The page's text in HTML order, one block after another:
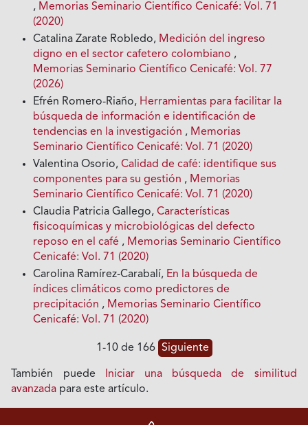
, Memorias Seminario Científico Cenicafé: Vol. 71
(2020)
Catalina Zarate Robledo, Medición del ingreso
digno en el sector cafetero colombiano ,
Memorias Seminario Científico Cenicafé: Vol. 77
(2026)
Efrén Romero-Riaño, Herramientas para facilitar la
búsqueda de información e identificación de
tendencias en la investigación , Memorias
Seminario Científico Cenicafé: Vol. 71 (2020)
Valentina Osorio,Calidad de café: identifique sus
componentes para su gestión , Memorias
Seminario Científico Cenicafé: Vol. 71 (2020)
Claudia Patricia Gallego,Características
fisicoquímicas y microbiológicas del defecto
reposo en el café , Memorias Seminario Científico
Cenicafé: Vol. 71 (2020)
Carolina Ramírez-Carabalí, En la búsqueda de
índices climáticos como predictores de
precipitación , Memorias Seminario Científico
Cenicafé: Vol. 71 (2020)
1-10 de 166 Siguiente
También puede
Iniciar una búsqueda de similitud
avanzada para este artículo.